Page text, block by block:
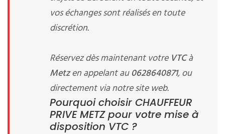
vos échanges sont réalisés en toute
discrétion.
Réservez dès maintenant votre VTCà
Metzen appelant au0628640871, ou
directement via notre site web.
Pourquoi choisir CHAUFFEUR
PRIVE METZ pour votre mise à
disposition VTC ?